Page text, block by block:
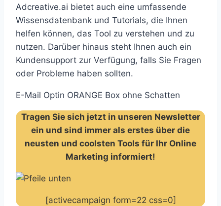
Adcreative.ai bietet auch eine umfassende
Wissensdatenbank und Tutorials, die Ihnen
helfen können, das Tool zu verstehen und zu
nutzen. Darüber hinaus steht Ihnen auch ein
Kundensupport zur Verfügung, falls Sie Fragen
oder Probleme haben sollten.
E-Mail Optin ORANGE Box ohne Schatten
Tragen Sie sich jetzt in unseren Newsletter
ein und sind immer als erstes über die
neusten und coolsten Tools für Ihr Online
Marketing informiert!
[activecampaign form=22 css=0]